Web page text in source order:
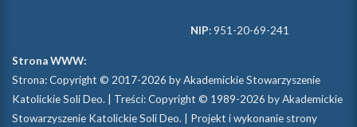
NIP: 951-20-69-241
Strona WWW:
Strona: Copyright © 2017-2026 by Akademickie Stowarzyszenie
Katolickie Soli Deo. | Treści: Copyright © 1989-2026 by Akademickie
Stowarzyszenie Katolickie Soli Deo. | Projekt i wykonanie strony